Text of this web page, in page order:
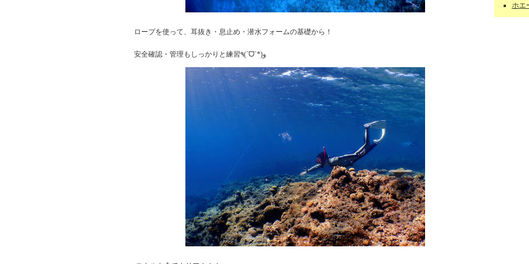
ロープを使って、耳抜き・息止め・潜水フォームの基礎から！
安全確認・管理もしっかりと練習٩(ˊᗜˋ*)و
ホエ